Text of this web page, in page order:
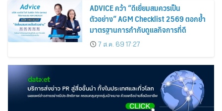
ADVICE คว้า “ดีเยี่ยมสมควรเป็น
ตัวอย่าง” AGM Checklist 2569 ตอกย้ำ
มาตรฐานการกำกับดูแลกิจการที่ดี
7 ส.ค. 69 17:27